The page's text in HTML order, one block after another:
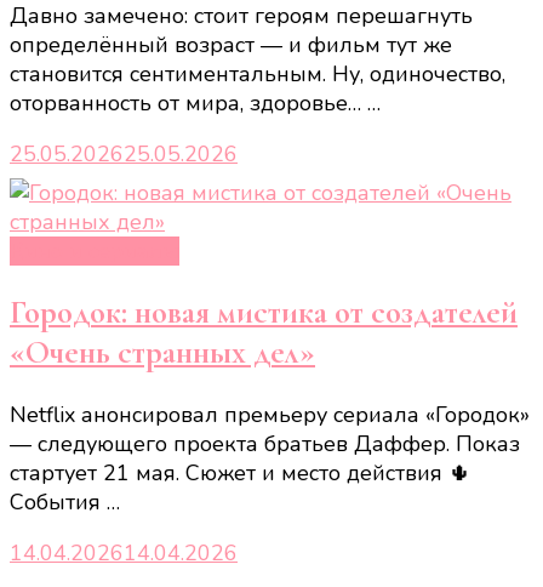
Давно замечено: стоит героям перешагнуть
определённый возраст — и фильм тут же
становится сентиментальным. Ну, одиночество,
оторванность от мира, здоровье… …
25.05.202625.05.2026
Городок: новая мистика от создателей
«Очень странных дел»
Netflix анонсировал премьеру сериала «Городок»
— следующего проекта братьев Даффер. Показ
стартует 21 мая. Сюжет и место действия 🌵
События …
14.04.202614.04.2026